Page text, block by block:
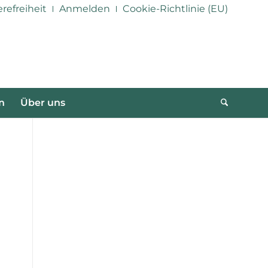
Anmelden Cookie-Richtlinie (EU)
Über uns